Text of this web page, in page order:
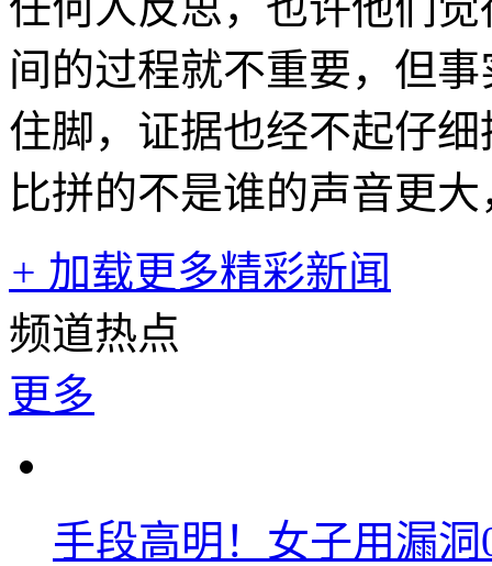
间的过程就不重要，但
住脚，证据也经不起仔
比拼的不是谁的声音更
+ 加载更多精彩新闻
频道热点
更多
手段高明！女子用漏